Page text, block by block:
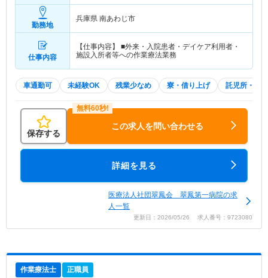
勤務地
兵庫県 南あわじ市
仕事内容
【仕事内容】 ■外来・入院患者・デイケア利用者・
施設入所者等への作業療法業務
車通勤可 未経験OK 残業少なめ 寮・借り上げ 託児所・育
保存する
この求人を問い合わせる
詳細を見る
医療法人社団翠鳳会 翠鳳第一病院の求
人一覧
更新日：2026/05/26 求人番号：9723080
作業療法士 正職員